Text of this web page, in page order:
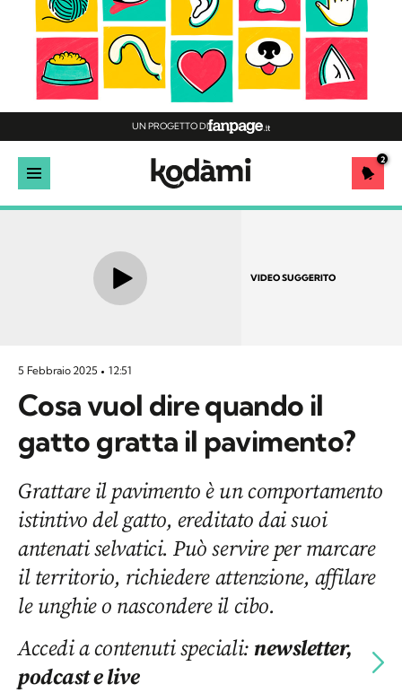
UN PROGETTO DI
2
VIDEO SUGGERITO
5 Febbraio 2025 12:51
Cosa vuol dire quando il
gatto gratta il pavimento?
Grattare il pavimento è un comportamento
istintivo del gatto, ereditato dai suoi
antenati selvatici. Può servire per marcare
il territorio, richiedere attenzione, affilare
le unghie o nascondere il cibo.
Accedi a contenuti speciali:newsletter,
podcast e live